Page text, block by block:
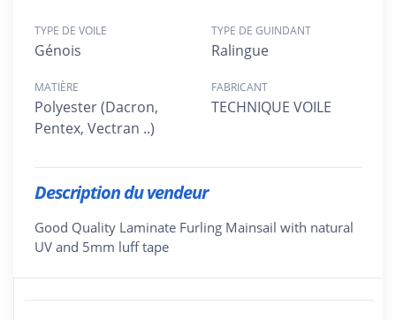
TYPE DE VOILE
Génois
TYPE DE GUINDANT
Ralingue
MATIÈRE
Polyester (Dacron,
Pentex, Vectran ..)
FABRICANT
TECHNIQUE VOILE
Description du vendeur
Good Quality Laminate Furling Mainsail with natural
UV and 5mm luff tape